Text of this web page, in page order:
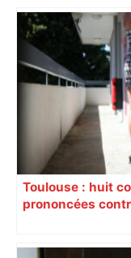
Toulouse : huit
prononcées